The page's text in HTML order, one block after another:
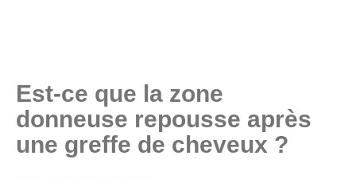
Est-ce que la zone
donneuse repousse après
une greffe de cheveux ?